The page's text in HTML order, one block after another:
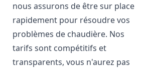
nous assurons de être sur place
rapidement pour résoudre vos
problèmes de chaudière. Nos
tarifs sont compétitifs et
transparents, vous n'aurez pas